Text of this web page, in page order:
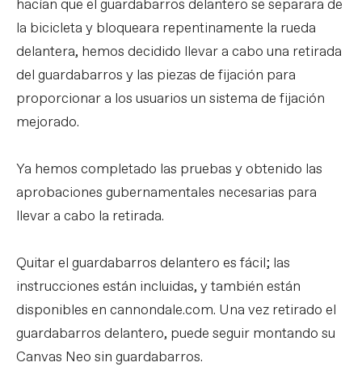
hacían que el guardabarros delantero se separara de
la bicicleta y bloqueara repentinamente la rueda
delantera, hemos decidido llevar a cabo una retirada
del guardabarros y las piezas de fijación para
proporcionar a los usuarios un sistema de fijación
mejorado.
Ya hemos completado las pruebas y obtenido las
aprobaciones gubernamentales necesarias para
llevar a cabo la retirada.
Quitar el guardabarros delantero es fácil; las
instrucciones están incluidas, y también están
disponibles en cannondale.com. Una vez retirado el
guardabarros delantero, puede seguir montando su
Canvas Neo sin guardabarros.